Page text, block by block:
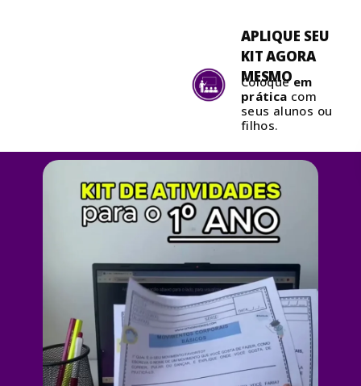
APLIQUE SEU
KIT AGORA
MESMO
Coloqueem
prática com
seus alunos ou
filhos.